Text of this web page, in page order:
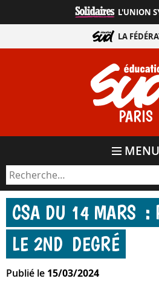
directement
contenu
PARIS
L'UNION
LA
MENU
CSA DU 14 MARS :
LE 2ND DEGRÉ
Publié le 15/03/2024